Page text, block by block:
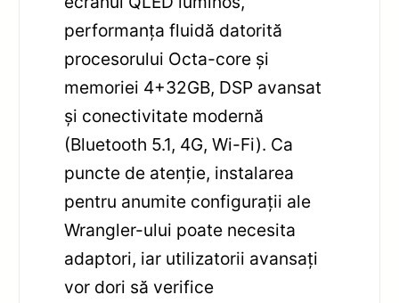
performanța fluidă datorită
procesorului Octa-core și
memoriei 4+32GB, DSP avansat
și conectivitate modernă
(Bluetooth 5.1, 4G, Wi-Fi). Ca
puncte de atenție, instalarea
pentru anumite configurații ale
Wrangler-ului poate necesita
adaptori, iar utilizatorii avansați
vor dori să verifice